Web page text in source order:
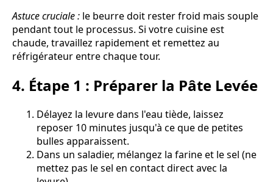
Astuce cruciale : le beurre doit rester froid mais souple
pendant tout le processus. Si votre cuisine est
chaude, travaillez rapidement et remettez au
réfrigérateur entre chaque tour.
4. Étape 1 : Préparer la Pâte Levée
Délayez la levure dans l'eau tiède, laissez
reposer 10 minutes jusqu'à ce que de petites
bulles apparaissent.
Dans un saladier, mélangez la farine et le sel (ne
mettez pas le sel en contact direct avec la